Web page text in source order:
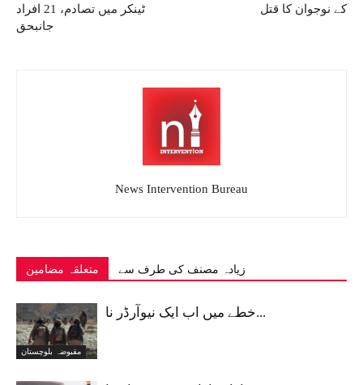
ٹینکر میں تصادم، 21 افراد
جانبحق
کے نوجوان کا قتل
News Intervention Bureau
متعلقہ مضامین زیادہ مصنف کی طرف سے
مقبوضہ بلوچستان
خطے میں اب ایک نیوآرڈر نا...